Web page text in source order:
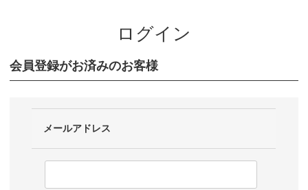
ログイン
会員登録がお済みのお客様
メールアドレス